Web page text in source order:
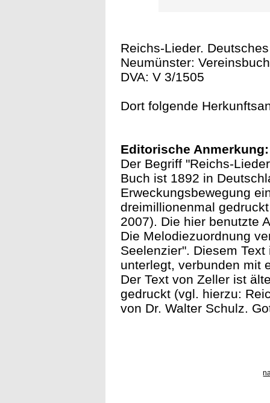
Reichs-Lieder.
Neumünster:
DVA: V 3/1505
Dort folgende
Editorische Anmerkung:
Der Begriff "Reichs-
Buch ist 1892 in
Erweckungsbewegung
dreimillionenmal
2007). Die hier benutzte
Die Melodiezuordnung
Seelenzier". Diesem
unterlegt, verbunden mit
Der Text von Zeller ist
gedruckt (vgl. hierzu:
von Dr. Walter Schulz.